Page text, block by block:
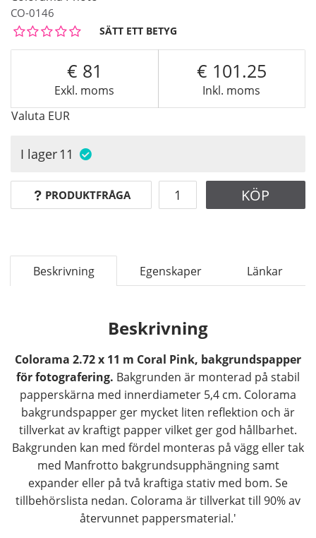
CO-0146
SÄTT ETT BETYG
Exkl. moms
81
Inkl. moms
101.25
Valuta EUR
I lager 11
PRODUKTFRÅGA KÖP
Beskrivning Egenskaper Länkar
Beskrivning
Colorama 2.72 x 11 m Coral Pink, bakgrundspapper
för fotografering. Bakgrunden är monterad på stabil
papperskärna med innerdiameter 5,4 cm. Colorama
bakgrundspapper ger mycket liten reflektion och är
tillverkat av kraftigt papper vilket ger god hållbarhet.
Bakgrunden kan med fördel monteras på vägg eller tak
med Manfrotto bakgrundsupphängning samt
expander eller på två kraftiga stativ med bom. Se
tillbehörslista nedan. Colorama är tillverkat till 90% av
återvunnet pappersmaterial.'